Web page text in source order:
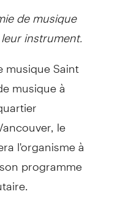
de musique
instrument.
musique Saint
musique à
le
l'organisme à
programme